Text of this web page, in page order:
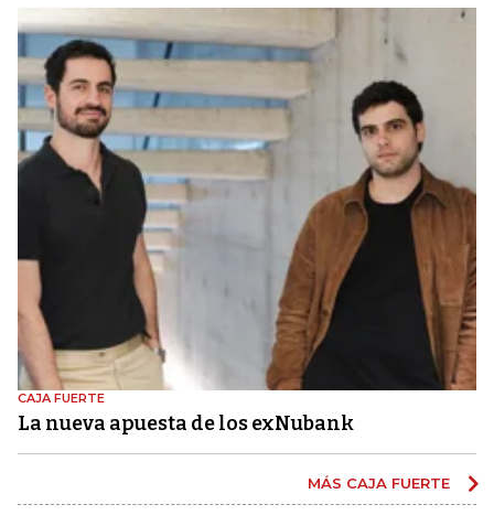
CAJA FUERTE
La nueva apuesta de los exNubank
MÁS CAJA FUERTE